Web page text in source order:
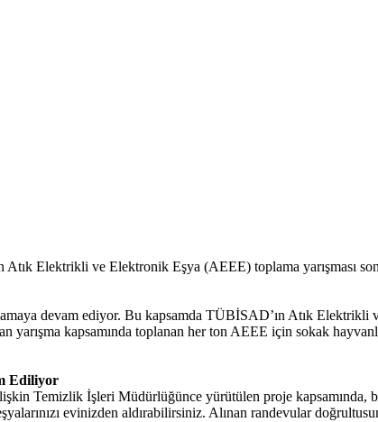
Elektrikli ve Elektronik Eşya (AEEE) toplama yarışması
devam ediyor. Bu kapsamda TÜBİSAD’ın Atık Elektrikli
kapsamında toplanan her ton AEEE için sokak
Ediliyor
Temizlik İşleri Müdürlüğünce yürütülen proje kapsamında,
evinizden aldırabilirsiniz. Alınan randevular